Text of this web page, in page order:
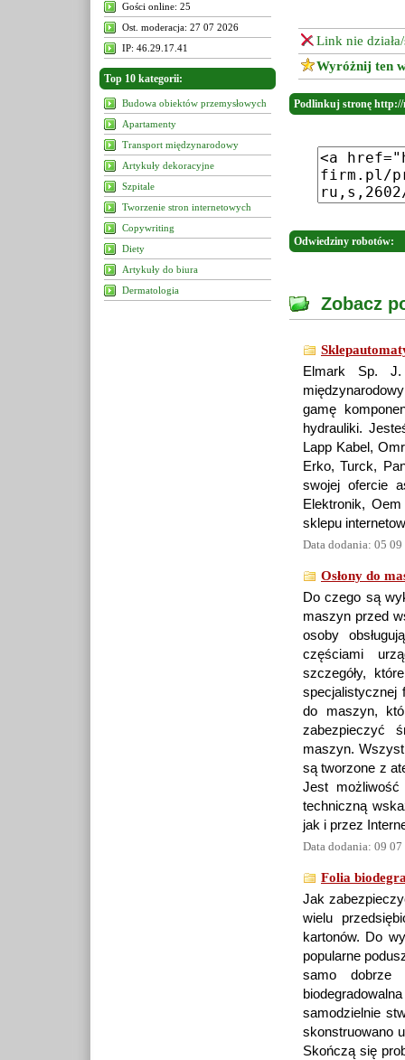
Gości online: 25
Ost. moderacja: 27 07 2026
IP: 46.29.17.41
Top 10 kategorii:
Budowa obiektów przemysłowych
Apartamenty
Transport międzynarodowy
Artykuły dekoracyjne
Szpitale
Tworzenie stron internetowych
Copywriting
Diety
Artykuły do biura
Dermatologia
Link nie
Wyróżnij ten
Podlinkuj stronę http://
Odwiedziny robotów:
Zobacz
Elmark Sp.
gamę
hydrauliki.
Lapp Kabel,
Erko, Turck,
swojej ofercie
Elektronik,
sklepu
Data dodania: 05
Osłony do
Do czego są
maszyn przed
osoby
częściami
szczegóły,
specjalistycznej
do maszyn,
zabezpieczyć
maszyn.
są tworzone z
Jest możliwość
techniczną
jak i przez
Data dodania: 09
Folia
Jak
wielu
kartonów. Do
popularne
samo dobrze
samodzielnie
skonstruowano
Skończą się